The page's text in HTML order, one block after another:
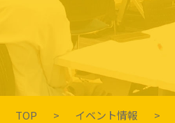
TOP イベント情報